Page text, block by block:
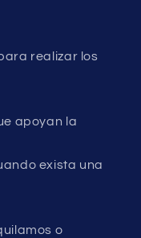
realizar los
apoyan la
exista una
o